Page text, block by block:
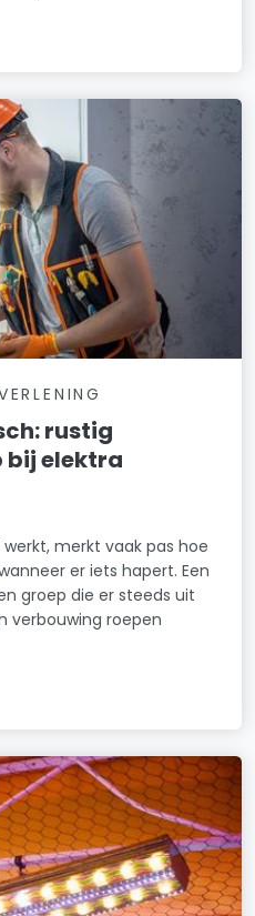
rustig
bij elektra
merkt vaak pas hoe
er iets hapert. Een
groep die er steeds uit
verbouwing roepen